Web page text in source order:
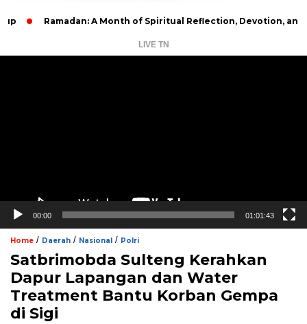
Ramadan: A Month of Spiritual Reflection, Devotion, and Charity
LIVE TN
00:00 01:01:43
Home / Daerah / Nasional / Polri
Satbrimobda Sulteng Kerahkan
Dapur Lapangan dan Water
Treatment Bantu Korban Gempa
di Sigi